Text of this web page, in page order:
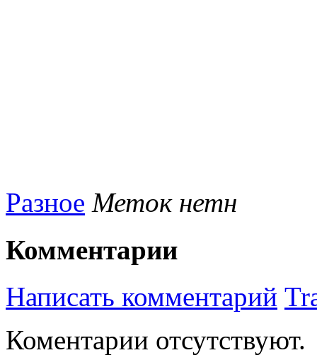
Разное Меток нетн
Комментарии
Написать комментарий
Коментарии отсутствуют.